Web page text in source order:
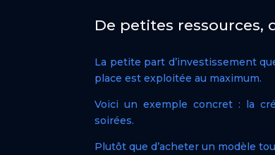
De petites ressources,
La petite part d’investissement
place est exploitée au maximum.
Voici un exemple concret : la
soirées.
Plutôt que d’acheter un modèle